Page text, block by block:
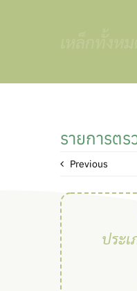
รายการตร
Previous
ประ